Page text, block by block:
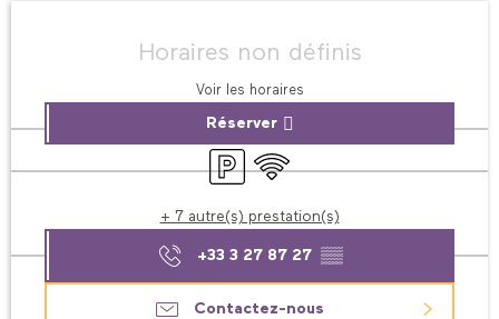
Horaires non définis
Voir les horaires
Réserver
ParkingWiFi
+ 7 autre(s) prestation(s)
+33 3 27 87 27 ▒▒
Contactez-nous